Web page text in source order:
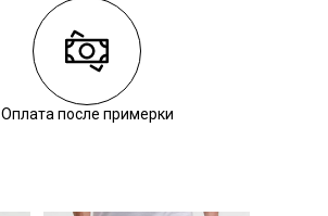
Оплата после примерки